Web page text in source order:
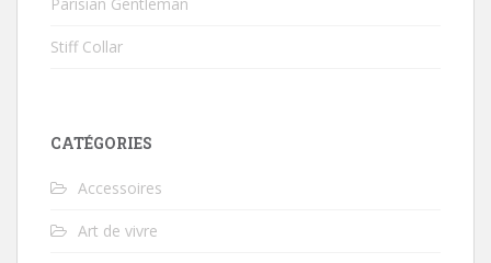
Stiff Collar
CATÉGORIES
Accessoires
Art de vivre